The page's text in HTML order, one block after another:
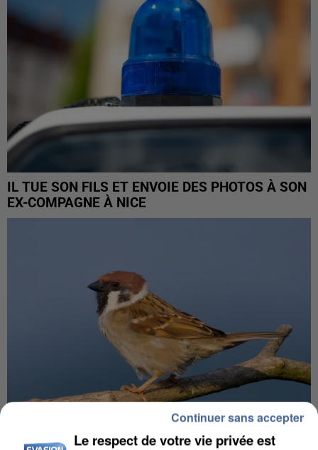
IL TUE SON FILS ET ENVOIE DES PHOTOS À SON
EX-COMPAGNE À NICE
Le respect de votre vie privée est
Continuer sans accepter